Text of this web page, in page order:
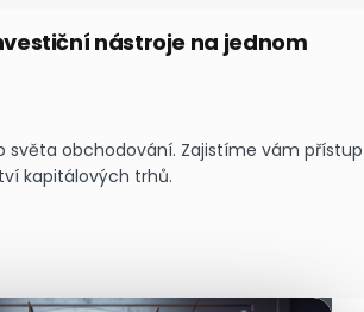
nástroje na jednom
světa obchodování. Zajistíme vám přístup
kapitálových trhů.